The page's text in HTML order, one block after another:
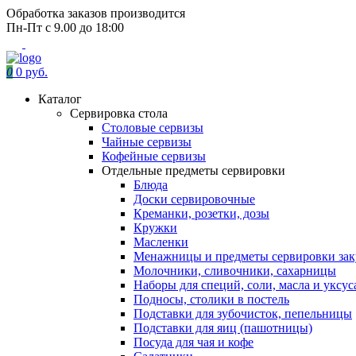
Обработка заказов производится
Пн-Пт с 9.00 до 18:00
0 0 руб.
Каталог
Сервировка стола
Столовые сервизы
Чайные сервизы
Кофейные сервизы
Отдельные предметы сервировки
Блюда
Доски сервировочные
Креманки, розетки, дозы
Кружки
Масленки
Менажницы и предметы сервировки
Молочники, сливочники, сахарницы
Наборы для специй, соли, масла и
Подносы, столики в постель
Подставки для зубочисток, пепельницы
Подставки для яиц (пашотницы)
Посуда для чая и кофе